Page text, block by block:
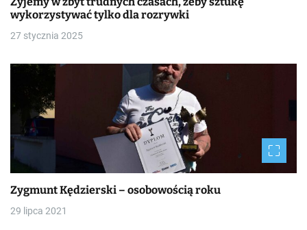
wykorzystywać tylko dla rozrywki
27 stycznia 2025
Zygmunt Kędzierski – osobowością roku
29 lipca 2021